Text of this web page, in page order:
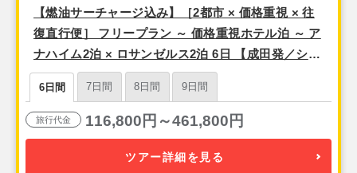
【燃油サーチャージ込み】［2都市 × 価格重視 × 往
復直行便］ フリープラン ～ 価格重視ホテル泊 ～ ア
ナハイム2泊 × ロサンゼルス2泊 6日 【成田発／シン
ガポール航空利用】
6日間 7日間 8日間 9日間
旅行代金 116,800円～461,800円
ツアー詳細を見る